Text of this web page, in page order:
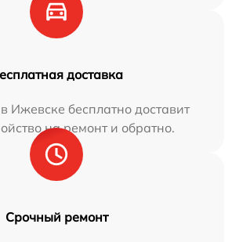
доставка
Ижевске бесплатно доставит
на ремонт и обратно.
Срочный ремонт